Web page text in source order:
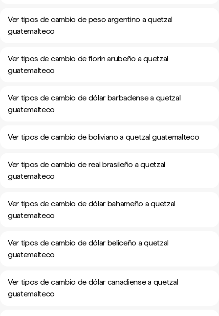
Ver tipos de cambio de peso argentino a quetzal
guatemalteco
Ver tipos de cambio de florín arubeño a quetzal
guatemalteco
Ver tipos de cambio de dólar barbadense a quetzal
guatemalteco
Ver tipos de cambio de boliviano a quetzal guatemalteco
Ver tipos de cambio de real brasileño a quetzal
guatemalteco
Ver tipos de cambio de dólar bahameño a quetzal
guatemalteco
Ver tipos de cambio de dólar beliceño a quetzal
guatemalteco
Ver tipos de cambio de dólar canadiense a quetzal
guatemalteco